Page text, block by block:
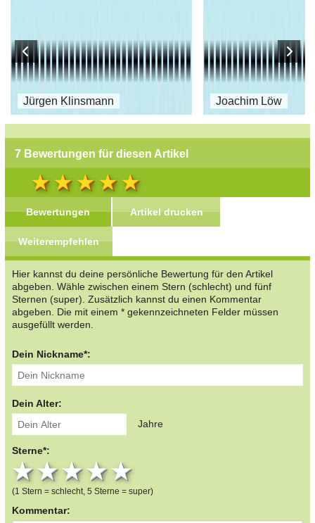
Jürgen Klinsmann Joachim Löw
7 Bewertungen für diesen Artikel
Bewertungen Artikel drucken
Weiterempfehlen
Hier kannst du deine persönliche Bewertung für den Artikel
abgeben. Wähle zwischen einem Stern (schlecht) und fünf
Sternen (super). Zusätzlich kannst du einen Kommentar
abgeben. Die mit einem * gekennzeichneten Felder müssen
ausgefüllt werden.
Dein Nickname*:
Dein Alter:
Jahre
Sterne*:
4 stars
3 stars
2 stars
1 star
(1 Stern = schlecht, 5 Sterne = super)
Kommentar: